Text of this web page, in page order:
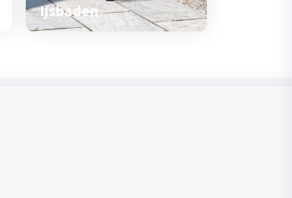
Ijsbaden